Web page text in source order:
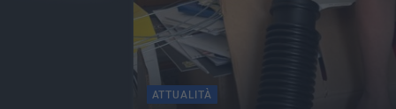
ATTUALITÀ